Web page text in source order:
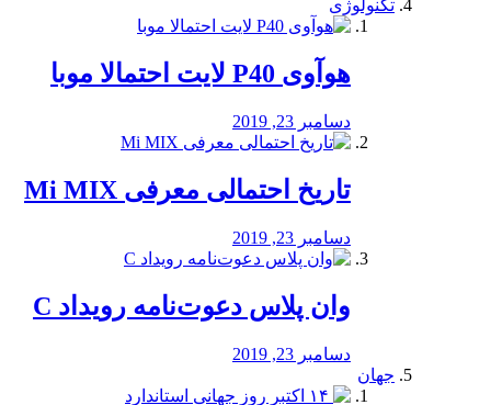
تکنولوژی
هوآوی P40 لایت احتمالا موبا
دسامبر 23, 2019
تاریخ احتمالی معرفی Mi MIX
دسامبر 23, 2019
وان پلاس دعوت‌نامه رویداد C
دسامبر 23, 2019
جهان